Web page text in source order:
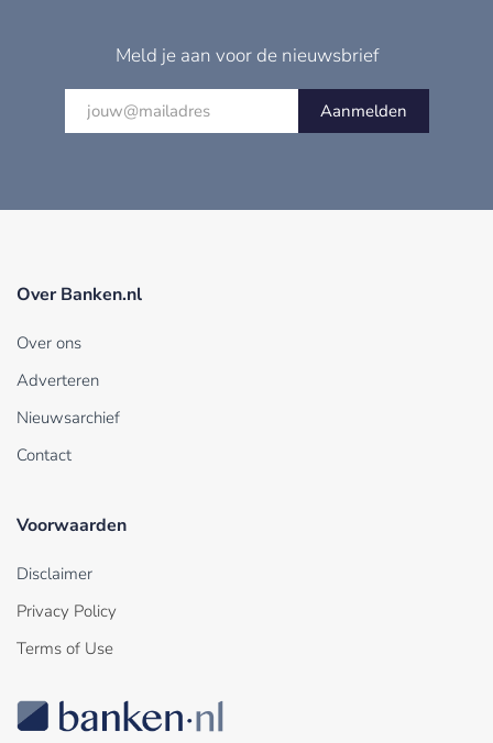
Meld je aan voor de nieuwsbrief
Aanmelden
Over Banken.nl
Over ons
Adverteren
Nieuwsarchief
Contact
Voorwaarden
Disclaimer
Privacy Policy
Terms of Use